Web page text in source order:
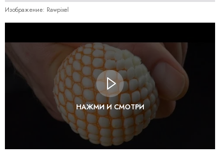
Изображение: Rawpixel
НАЖМИ И СМОТРИ